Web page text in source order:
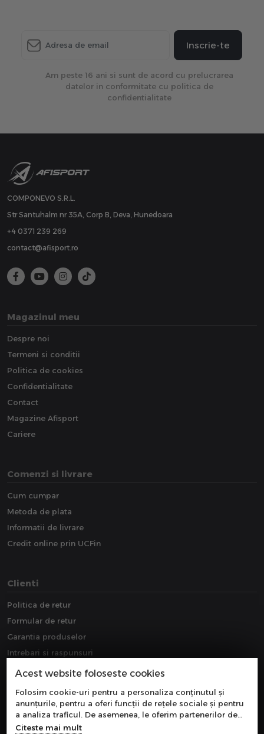
Inscrie-te
Am peste 16 ani si sunt de acord cu prelucrarea
datelor in conformitate cu politica de
confidentialitate
COMPONEVO S.R.L.
Str Santuhalm nr 35A, Corp B, Deva, Hunedoara
+4 0371 239 269
contact@afisport.ro
Magazinul meu
Despre noi
Termeni si conditii
Politica de cookies
Confidentialitate
Contact
Magazine Afisport
Cariere
Comenzi si livrare
Cum cumpar
Metoda de plata
Informatii de livrare
Credit online prin UCFin
Clienti
Politica de retur
Formular de retur
Garantia produselor
Intrebari si raspunsuri
Downloads
Acest website foloseste cookies
Folosim cookie-uri pentru a personaliza conținutul și
anunțurile, pentru a oferi funcții de rețele sociale și pentru
a analiza traficul. De asemenea, le oferim partenerilor de
rețele sociale, de publicitate și de analize informații cu
Citeste mai mult